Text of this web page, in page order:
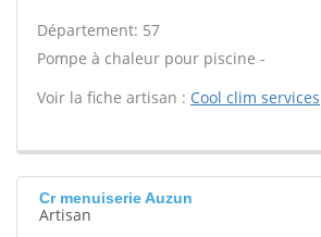
Département: 57
Pompe à chaleur pour piscine -
Voir la fiche artisan : Cool clim services
Cr menuiserie Auzun
Artisan